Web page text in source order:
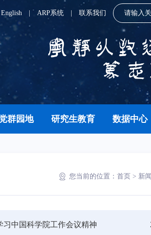
English ARP系统 联系我们
群园地 研究生教育 数据中心
您当前的位置： 首页 > 新
中国科学院工作会议精神